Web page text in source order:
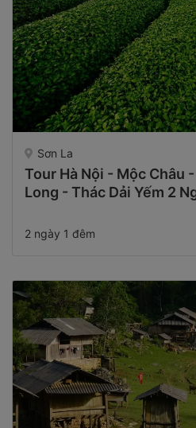
Sơn La
Tour Hà Nội - Mộc Châu
Long - Thác Dải Yếm 2
2 ngày 1 đêm